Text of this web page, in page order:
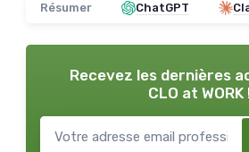
Résumer ChatGPT
Recevez les dernières
CLO at WORK